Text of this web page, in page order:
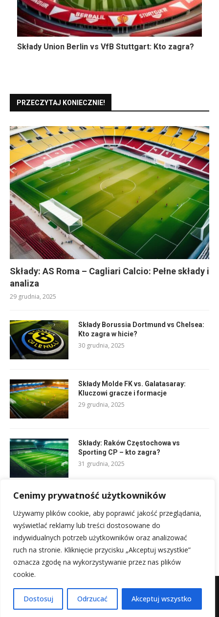
Cenimy prywatność użytkowników
Używamy plików cookie, aby poprawić jakość przeglądania,
wyświetlać reklamy lub treści dostosowane do
indywidualnych potrzeb użytkowników oraz analizować
ruch na stronie. Kliknięcie przycisku „Akceptuj wszystkie”
oznacza zgodę na wykorzystywanie przez nas plików
cookie.
Dostosuj Odrzucać Akceptuj wszystko
Składy Union Berlin vs VfB Stuttgart: Kto zagra?
PRZECZYTAJ KONIECZNIE!
Składy: AS Roma – Cagliari Calcio: Pełne składy i
analiza
29 grudnia, 2025
Składy Borussia Dortmund vs Chelsea:
Kto zagra w hicie?
30 grudnia, 2025
Składy Molde FK vs. Galatasaray:
Kluczowi gracze i formacje
29 grudnia, 2025
Składy: Raków Częstochowa vs
Sporting CP – kto zagra?
31 grudnia, 2025
Składy Cremonese Spezia: Pełne składy
na mecz
30 grudnia, 2025
Mapa witryny Kontakt z nami